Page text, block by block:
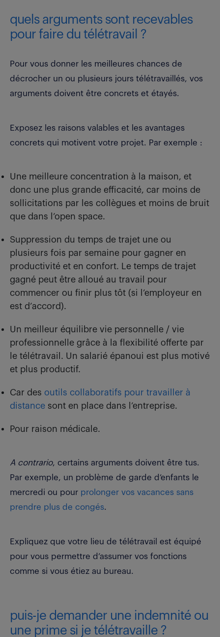
quels arguments sont recevables
pour faire du télétravail ?
Pour vous donner les meilleures chances de
décrocher un ou plusieurs jours télétravaillés, vos
arguments doivent être concrets et étayés.
Exposez les raisons valables et les avantages
concrets qui motivent votre projet. Par exemple :
Une meilleure concentration à la maison, et
donc une plus grande efficacité, car moins de
sollicitations par les collègues et moins de bruit
que dans l’open space.
Suppression du temps de trajet une ou
plusieurs fois par semaine pour gagner en
productivité et en confort. Le temps de trajet
gagné peut être alloué au travail pour
commencer ou finir plus tôt (si l’employeur en
est d’accord).
Un meilleur équilibre vie personnelle / vie
professionnelle grâce à la flexibilité offerte par
le télétravail. Un salarié épanoui est plus motivé
et plus productif.
Car des outils collaboratifs pour travailler à
distance sont en place dans l’entreprise.
Pour raison médicale.
A contrario, certains arguments doivent être tus.
Par exemple, un problème de garde d’enfants le
mercredi ou pour prolonger vos vacances sans
prendre plus de congés.
Expliquez que votre lieu de télétravail est équipé
pour vous permettre d’assumer vos fonctions
comme si vous étiez au bureau.
puis-je demander une indemnité ou
une prime si je télétravaille ?